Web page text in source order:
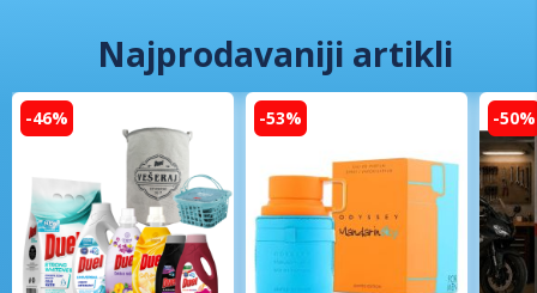
Najprodavaniji artikli
-46% -53% -50%